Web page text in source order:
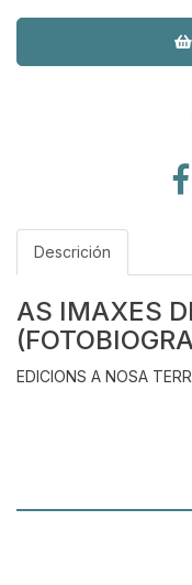
Descrición
AS IMAXES
EDICIONS A NOSA